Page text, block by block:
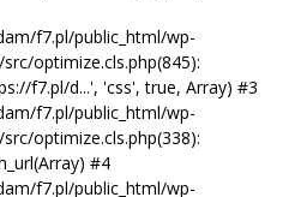
f7.pl/public_html/wp-
optimize.cls.php(845):
f7.pl/d...', 'css', true, Array) #3
f7.pl/public_html/wp-
optimize.cls.php(338):
#4
f7.pl/public_html/wp-